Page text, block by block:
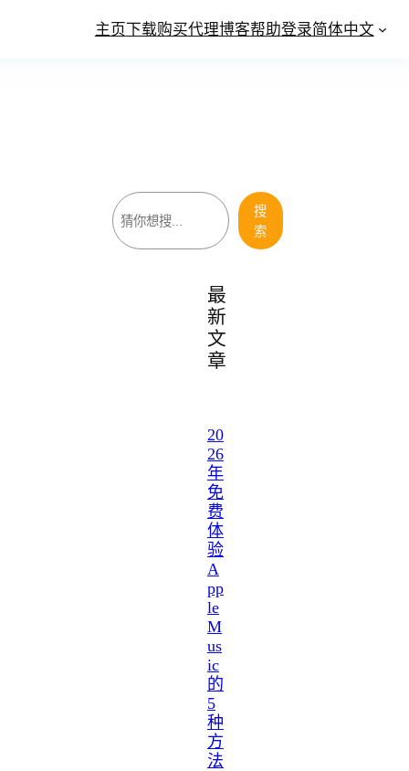
主页下载购买代理博客帮助登录简体中文
搜
索
搜
索
最
新
文
章
20
26
年
免
费
体
验
A
pp
le
M
us
ic
的
5
种
方
法